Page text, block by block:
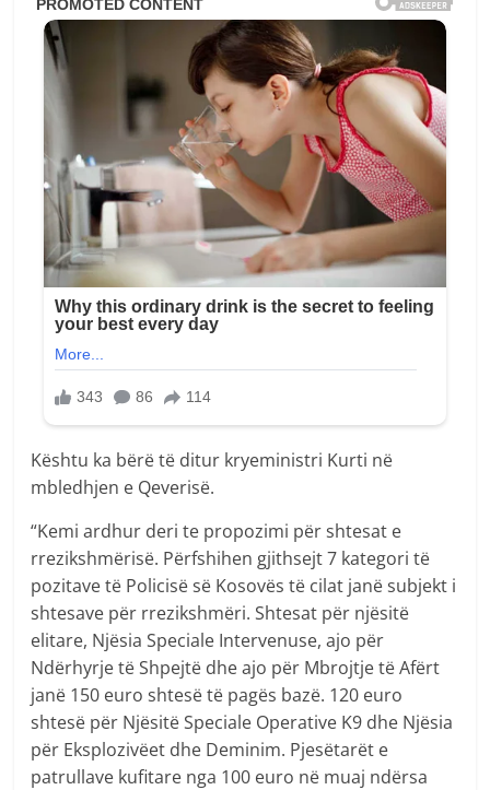
Kështu ka bërë të ditur kryeministri Kurti në
mbledhjen e Qeverisë.
“Kemi ardhur deri te propozimi për shtesat e
rrezikshmërisë. Përfshihen gjithsejt 7 kategori të
pozitave të Policisë së Kosovës të cilat janë subjekt i
shtesave për rrezikshmëri. Shtesat për njësitë
elitare, Njësia Speciale Intervenuse, ajo për
Ndërhyrje të Shpejtë dhe ajo për Mbrojtje të Afërt
janë 150 euro shtesë të pagës bazë. 120 euro
shtesë për Njësitë Speciale Operative K9 dhe Njësia
për Eksplozivëet dhe Deminim. Pjesëtarët e
patrullave kufitare nga 100 euro në muaj ndërsa